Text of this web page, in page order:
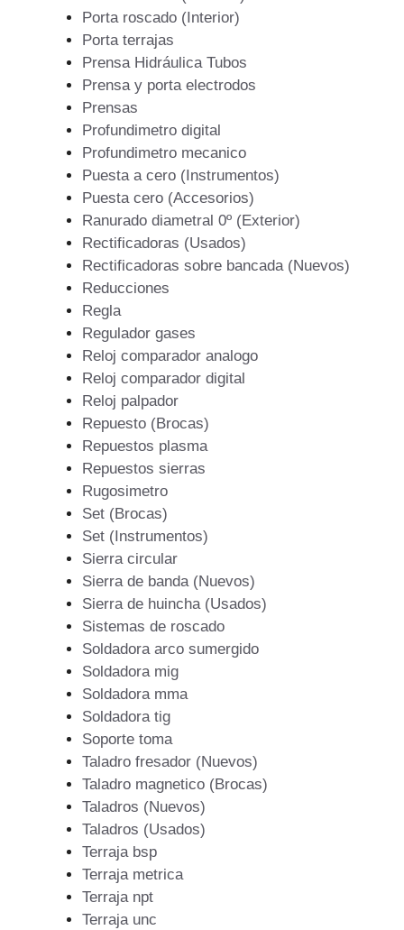
Porta roscado (Interior)
Porta terrajas
Prensa Hidráulica Tubos
Prensa y porta electrodos
Prensas
Profundimetro digital
Profundimetro mecanico
Puesta a cero (Instrumentos)
Puesta cero (Accesorios)
Ranurado diametral 0º (Exterior)
Rectificadoras (Usados)
Rectificadoras sobre bancada (Nuevos)
Reducciones
Regla
Regulador gases
Reloj comparador analogo
Reloj comparador digital
Reloj palpador
Repuesto (Brocas)
Repuestos plasma
Repuestos sierras
Rugosimetro
Set (Brocas)
Set (Instrumentos)
Sierra circular
Sierra de banda (Nuevos)
Sierra de huincha (Usados)
Sistemas de roscado
Soldadora arco sumergido
Soldadora mig
Soldadora mma
Soldadora tig
Soporte toma
Taladro fresador (Nuevos)
Taladro magnetico (Brocas)
Taladros (Nuevos)
Taladros (Usados)
Terraja bsp
Terraja metrica
Terraja npt
Terraja unc